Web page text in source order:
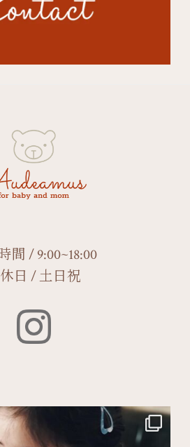
間 / 9:00~18:00
日 / 土日祝